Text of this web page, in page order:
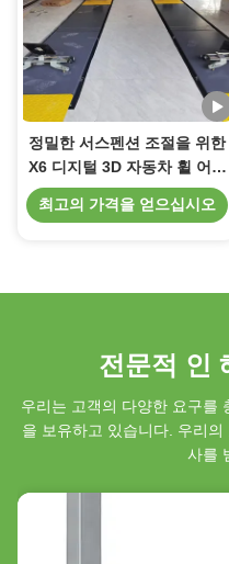
정밀한 서스펜션 조절을 위한
X6 디지털 3D 자동차 휠 어라
이너
최고의 가격을 얻으십시오
전문적 인
우리는 고객의 다양한 요구를
을 보유하고 있습니다. 우리
사를